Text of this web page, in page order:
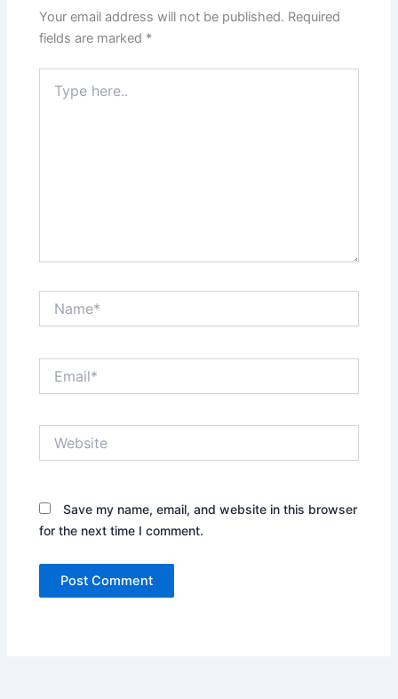
Your email address will not be published. Required
fields are marked *
here..
Save my name, email, and website in this browser
for the next time I comment.